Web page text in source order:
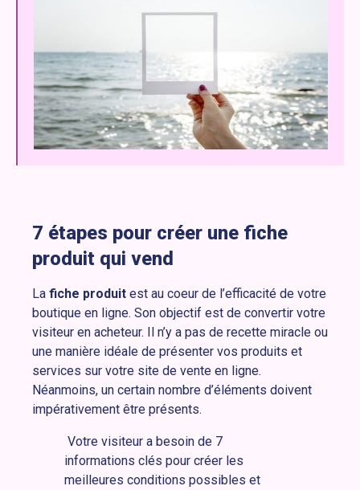
7 étapes pour créer une fiche
produit qui vend
La fiche produit est au coeur de l’efficacité de votre
boutique en ligne. Son objectif est de convertir votre
visiteur en acheteur. Il n’y a pas de recette miracle ou
une manière idéale de présenter vos produits et
services sur votre site de vente en ligne.
Néanmoins, un certain nombre d’éléments doivent
impérativement être présents.
Votre visiteur a besoin de 7
informations clés pour créer les
meilleures conditions possibles et